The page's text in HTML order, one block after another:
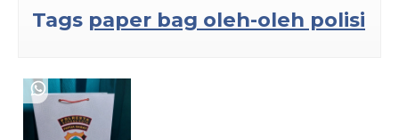
Tags paper bag oleh-oleh polisi